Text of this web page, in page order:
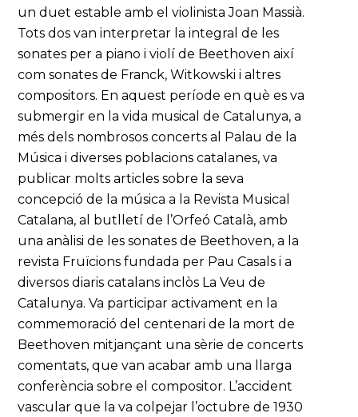
un duet estable amb el violinista Joan Massià.
Tots dos van interpretar la integral de les
sonates per a piano i violí de Beethoven així
com sonates de Franck, Witkowski i altres
compositors. En aquest període en què es va
submergir en la vida musical de Catalunya, a
més dels nombrosos concerts al Palau de la
Música i diverses poblacions catalanes, va
publicar molts articles sobre la seva
concepció de la música a la Revista Musical
Catalana, al butlletí de l’Orfeó Català, amb
una anàlisi de les sonates de Beethoven, a la
revista Fruïcions fundada per Pau Casals i a
diversos diaris catalans inclòs La Veu de
Catalunya. Va participar activament en la
commemoració del centenari de la mort de
Beethoven mitjançant una sèrie de concerts
comentats, que van acabar amb una llarga
conferència sobre el compositor. L’accident
vascular que la va colpejar l’octubre de 1930